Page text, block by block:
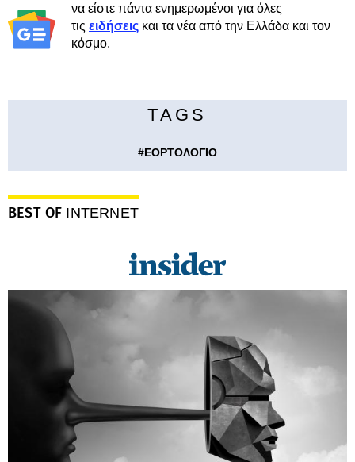
να είστε πάντα ενημερωμένοι για όλες
τις ειδήσεις και τα νέα από την Ελλάδα και τον
κόσμο.
TAGS
#ΕΟΡΤΟΛΟΓΙΟ
BEST OF INTERNET